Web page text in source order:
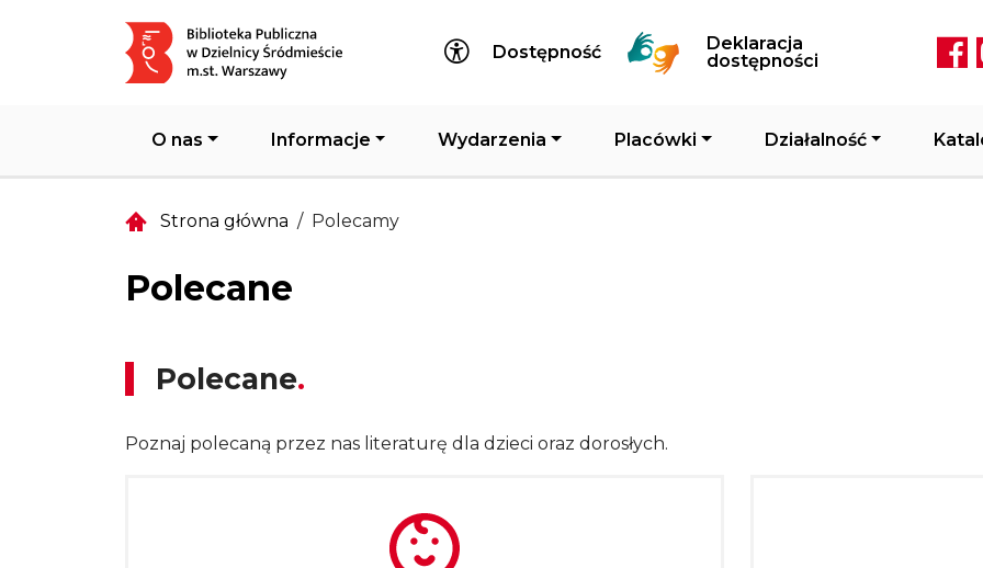
Dostępność
Deklaracja
dostępności
O nas Informacje Wydarzenia Placówki Działalność
Strona główna Polecamy
Polecane
Polecane
Poznaj polecaną przez nas literaturę dla dzieci oraz dorosłych.